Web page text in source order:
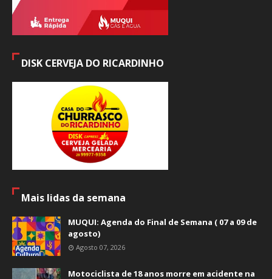
DISK CERVEJA DO RICARDINHO
Mais lidas da semana
MUQUI: Agenda do Final de Semana ( 07 a 09 de
agosto)
Agosto 07, 2026
Motociclista de 18 anos morre em acidente na